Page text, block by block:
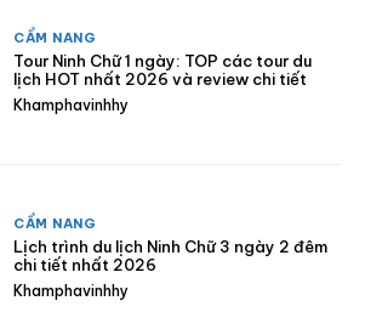
CẨM NANG
Tour Ninh Chữ 1 ngày: TOP các tour du
lịch HOT nhất 2026 và review chi tiết
Khamphavinhhy
CẨM NANG
Lịch trình du lịch Ninh Chữ 3 ngày 2 đêm
chi tiết nhất 2026
Khamphavinhhy